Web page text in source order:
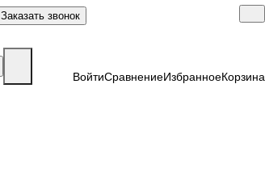
Заказать звонок
ВойтиСравнениеИзбранноеКорзина